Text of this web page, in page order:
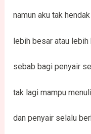
namun aku tak
lebih besar atau
sebab bagi penyair
tak lagi mampu
dan penyair selalu